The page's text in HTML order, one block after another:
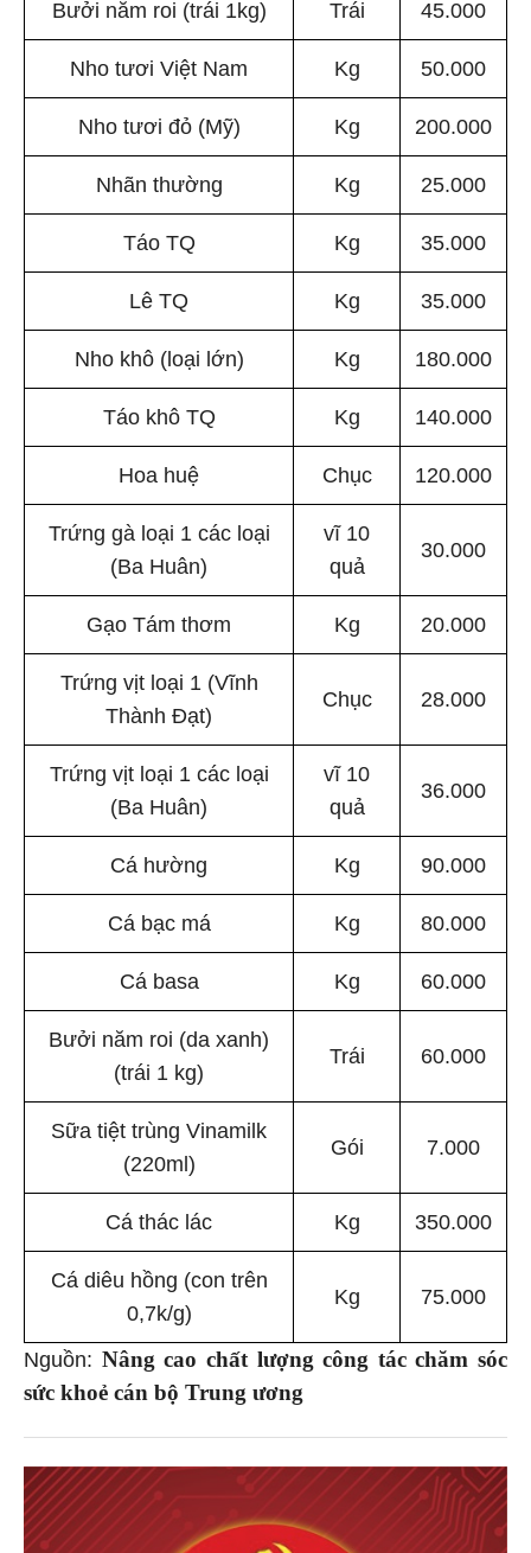
Bưởi năm roi (trái 1kg) Trái 45.000
Nho tươi Việt Nam Kg 50.000
Nho tươi đỏ (Mỹ) Kg 200.000
Nhãn thường Kg 25.000
Táo TQ Kg 35.000
Lê TQ Kg 35.000
Nho khô (loại lớn) Kg 180.000
Táo khô TQ Kg 140.000
Hoa huệ Chục 120.000
Trứng gà loại 1 các loại
(Ba Huân)
vĩ 10
quả
30.000
Gạo Tám thơm Kg 20.000
Trứng vịt loại 1 (Vĩnh
Thành Đạt)
Chục 28.000
Trứng vịt loại 1 các loại
(Ba Huân)
vĩ 10
quả
36.000
Cá hường Kg 90.000
Cá bạc má Kg 80.000
Cá basa Kg 60.000
Bưởi năm roi (da xanh)
(trái 1 kg)
Trái 60.000
Sữa tiệt trùng Vinamilk
(220ml)
Gói 7.000
Cá thác lác Kg 350.000
Cá diêu hồng (con trên
0,7k/g)
Kg 75.000
Nguồn: Nâng cao chất lượng công tác chăm sóc
sức khoẻ cán bộ Trung ương